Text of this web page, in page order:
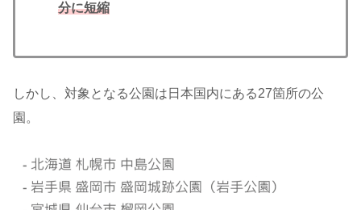
分に短縮
しかし、対象となる公園は日本国内にある27箇所の公
園。